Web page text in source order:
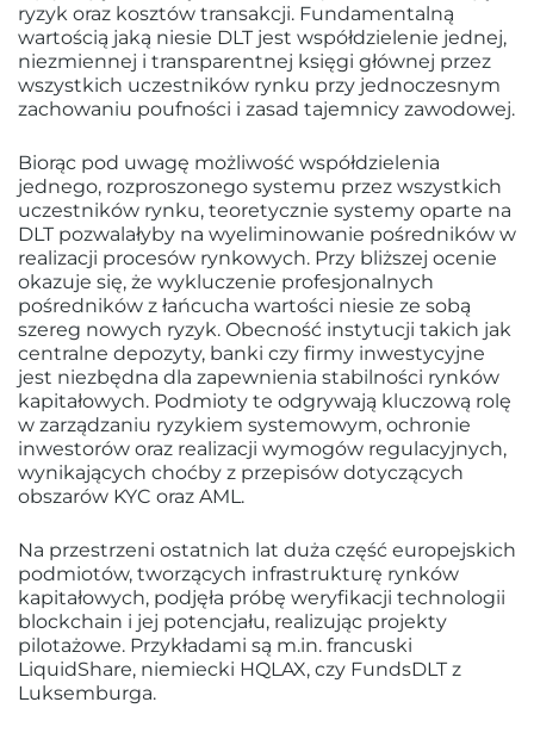
ryzyk oraz kosztów transakcji. Fundamentalną
wartością jaką niesie DLT jest współdzielenie jednej,
niezmiennej i transparentnej księgi głównej przez
wszystkich uczestników rynku przy jednoczesnym
zachowaniu poufności i zasad tajemnicy zawodowej.
Biorąc pod uwagę możliwość współdzielenia
jednego, rozproszonego systemu przez wszystkich
uczestników rynku, teoretycznie systemy oparte na
DLT pozwalałyby na wyeliminowanie pośredników w
realizacji procesów rynkowych. Przy bliższej ocenie
okazuje się, że wykluczenie profesjonalnych
pośredników z łańcucha wartości niesie ze sobą
szereg nowych ryzyk. Obecność instytucji takich jak
centralne depozyty, banki czy firmy inwestycyjne
jest niezbędna dla zapewnienia stabilności rynków
kapitałowych. Podmioty te odgrywają kluczową rolę
w zarządzaniu ryzykiem systemowym, ochronie
inwestorów oraz realizacji wymogów regulacyjnych,
wynikających choćby z przepisów dotyczących
obszarów KYC oraz AML.
Na przestrzeni ostatnich lat duża część europejskich
podmiotów, tworzących infrastrukturę rynków
kapitałowych, podjęła próbę weryfikacji technologii
blockchain i jej potencjału, realizując projekty
pilotażowe. Przykładami są m.in. francuski
LiquidShare, niemiecki HQLAX, czy FundsDLT z
Luksemburga.